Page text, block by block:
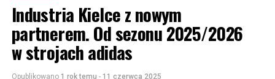
Industria Kielce z nowym
partnerem. Od sezonu 2025/2026
w strojach adidas
Opublikowano 1 rok temu - 11 czerwca 2025